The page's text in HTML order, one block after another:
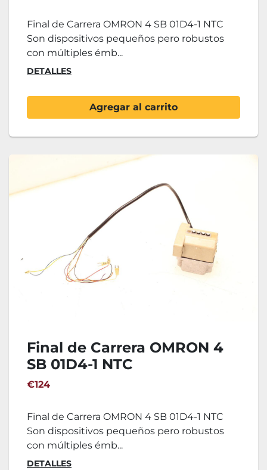
Final de Carrera OMRON 4 SB 01D4-1 NTC
Son dispositivos pequeños pero robustos
con múltiples émb...
DETALLES
Agregar al carrito
Final de Carrera OMRON 4
SB 01D4-1 NTC
€124
Final de Carrera OMRON 4 SB 01D4-1 NTC
Son dispositivos pequeños pero robustos
con múltiples émb...
DETALLES